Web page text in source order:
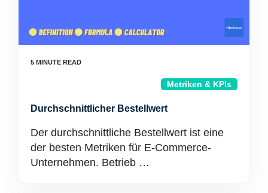
Metriken & KPIs
Durchschnittlicher Bestellwert
Der durchschnittliche Bestellwert ist eine
der besten Metriken für E-Commerce-
Unternehmen. Betrieb …